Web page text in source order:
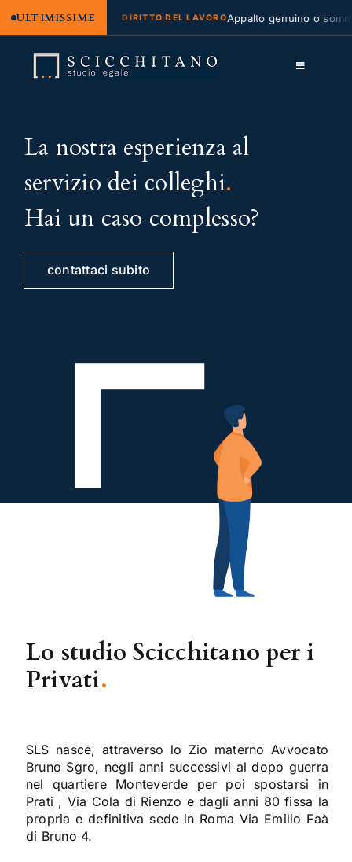
ULTIMISSIME
e regresso DIRITTO DEL LAVOROAppalto genuino o
contenuto
Toggle
Cassazione
Servizi
Approfondimenti
La nostra esperienza al
servizio dei colleghi.
Hai un caso complesso?
contattaci subito
Lo studio Scicchitano per i
Privati.
SLS nasce, attraverso lo Zio materno Avvocato
Bruno Sgro, negli anni successivi al dopo guerra
nel quartiere Monteverde per poi spostarsi in
Prati , Via Cola di Rienzo e dagli anni 80 fissa la
propria e definitiva sede in Roma Via Emilio Faà
di Bruno 4.